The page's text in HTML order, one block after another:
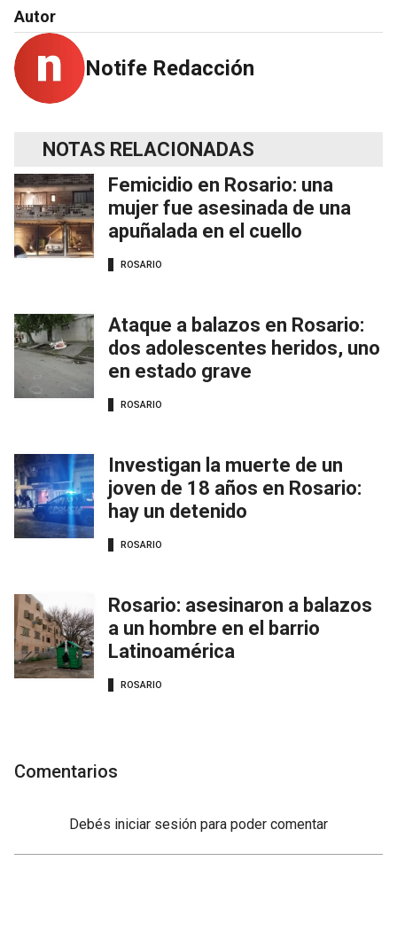
Autor
Notife Redacción
NOTAS RELACIONADAS
Femicidio en Rosario: una
mujer fue asesinada de una
apuñalada en el cuello
ROSARIO
Ataque a balazos en Rosario:
dos adolescentes heridos, uno
en estado grave
ROSARIO
Investigan la muerte de un
joven de 18 años en Rosario:
hay un detenido
ROSARIO
Rosario: asesinaron a balazos
a un hombre en el barrio
Latinoamérica
ROSARIO
Comentarios
Debés iniciar sesión para poder comentar